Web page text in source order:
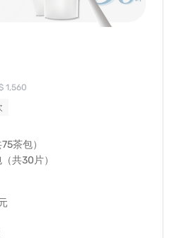
團隊以準時完成生產、出貨為目
配送以及將產品完美送達。
們團隊會盡最大努力，確認每
之因素（如：疫情、天災、原
意外、物流延後等因素）導致
視同您願意承擔此風險（不一
遲出貨風險，請在「集資期
單中的『贊助記錄』進入，找
處的贊助細節頁面的「取消贊
或退款，嘖嘖會透過您贊助時
的金額（不包含虛擬帳號轉帳
此計畫的支持，我們將盡力完
1,560
茶包）
共30片）